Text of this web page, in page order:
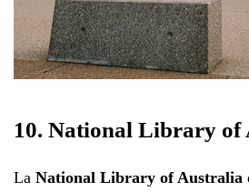
10. National Library of
La National Library of Australia